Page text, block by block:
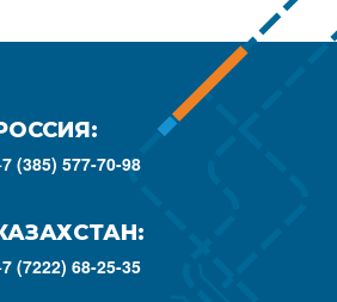
(385) 577-70-98
(7222) 68-25-35